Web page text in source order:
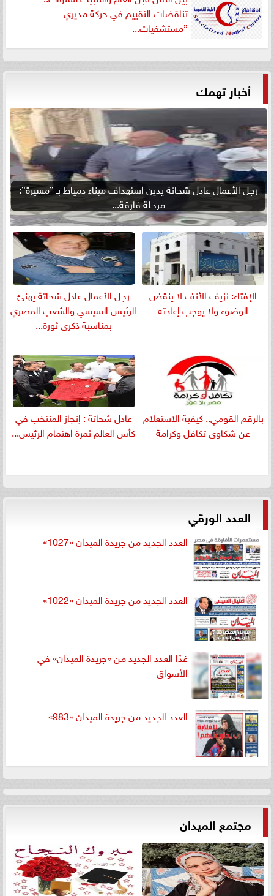
تناقضات التقييم في حركة مديري
”مستشفيات...
أخبار تهمك
رجل الأعمال عادل شحاتة يدين استهداف ميناء دمياط بـ ”مسيرة”:
مرحلة فارقة...
الإفتاء: نزيف الأنف لا ينقض
الوضوء ولا يوجب إعادته
رجل الأعمال عادل شحاتة يهنئ
الرئيس السيسي والشعب المصري
بمناسبة ذكرى ثورة...
بالرقم القومي.. كيفية الاستعلام
عن شكاوى تكافل وكرامة
عادل شحاتة : إنجاز المنتخب في
كأس العالم ثمرة اهتمام الرئيس...
العدد الورقي
العدد الجديد من جريدة الميدان «1027»
العدد الجديد من جريدة الميدان «1022»
غدًا العدد الجديد من «جريدة الميدان» في
الأسواق
العدد الجديد من جريدة الميدان «983»
مجتمع الميدان